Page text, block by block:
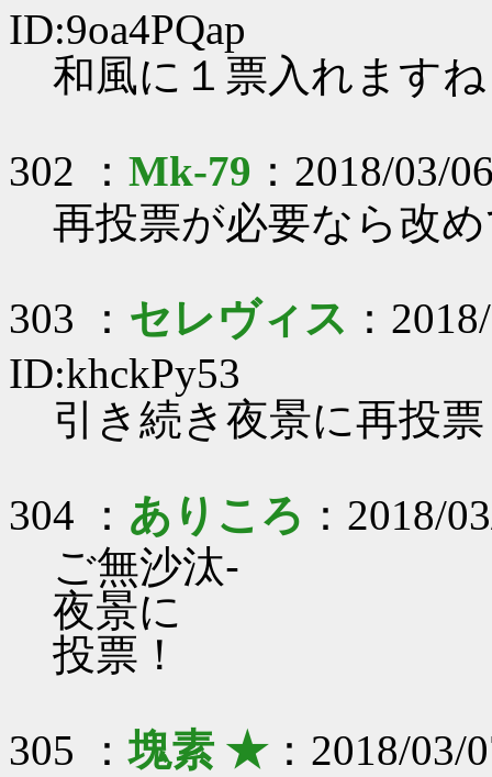
ID:9oa4PQap
和風に１票入れますね
302 ： Mk-79 ：2018/03/
再投票が必要なら改
303 ： セレヴィス ：
ID:khckPy53
引き続き夜景に再投
304 ： ありころ ：2018/
ご無沙汰-
夜景に
投票！
305 ：塊素 ★：2018/03/